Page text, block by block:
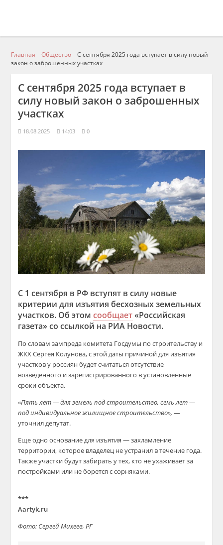
Главная Общество
С сентября 2025 года вступает в силу новый
закон о заброшенных участках
С сентября 2025 года вступает в
силу новый закон о заброшенных
участках
18.08.2025 14:03 0
С 1 сентября в РФ вступят в силу новые
критерии для изъятия бесхозных земельных
участков. Об этомсообщает«Российская
газета» со ссылкой на РИА Новости.
По словам зампреда комитета Госдумы по строительству и
ЖКХ Сергея Колунова, с этой даты причиной для изъятия
участков у россиян будет считаться отсутствие
возведенного и зарегистрированного в установленные
сроки объекта.
«Пять лет — для земель под строительство, семь лет —
под индивидуальное жилищное строительство», —
уточнил депутат.
Еще одно основание для изъятия — захламление
территории, которое владелец не устранил в течение года.
Также участки будут забирать у тех, кто не ухаживает за
постройками или не борется с сорняками.
***
Aartyk.ru
Фото: Сергей Михеев, РГ